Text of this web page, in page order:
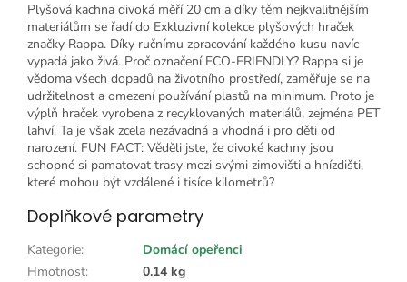
Plyšová kachna divoká měří 20 cm a díky těm nejkvalitnějším
materiálům se řadí do Exkluzivní kolekce plyšových hraček
značky Rappa. Díky ručnímu zpracování každého kusu navíc
vypadá jako živá. Proč označení ECO-FRIENDLY? Rappa si je
vědoma všech dopadů na životního prostředí, zaměřuje se na
udržitelnost a omezení používání plastů na minimum. Proto je
výplň hraček vyrobena z recyklovaných materiálů, zejména PET
lahví. Ta je však zcela nezávadná a vhodná i pro děti od
narození. FUN FACT: Věděli jste, že divoké kachny jsou
schopné si pamatovat trasy mezi svými zimovišti a hnízdišti,
které mohou být vzdálené i tisíce kilometrů?
Doplňkové parametry
Kategorie:
Domácí opeřenci
Hmotnost:
0.14 kg